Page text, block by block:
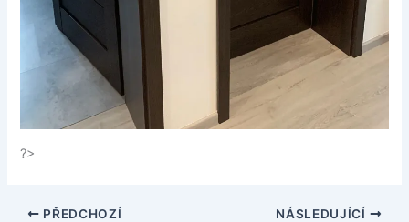
?>
PŘEDCHOZÍ NÁSLEDUJÍCÍ